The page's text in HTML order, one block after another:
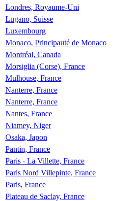
Londres, Royaume-Uni
Lugano, Suisse
Luxembourg
Monaco, Principauté de Monaco
Montréal, Canada
Morsiglia (Corse), France
Mulhouse, France
Nanterre, France
Nanterre, France
Nantes, France
Niamey, Niger
Osaka, Japon
Pantin, France
Paris - La Villette, France
Paris Nord Villepinte, France
Paris, France
Plateau de Saclay, France